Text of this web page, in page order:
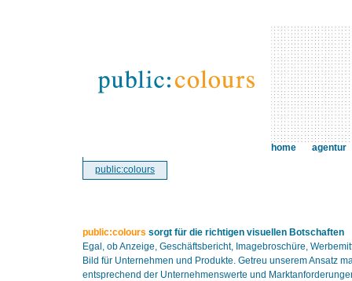
public:colours
home agentur
public:colours sorgt für die richtigen visuellen Botschaften
Egal, ob Anzeige, Geschäftsbericht, Imagebroschüre,
Bild für Unternehmen und Produkte. Getreu unserem Ansatz
entsprechend der Unternehmenswerte und